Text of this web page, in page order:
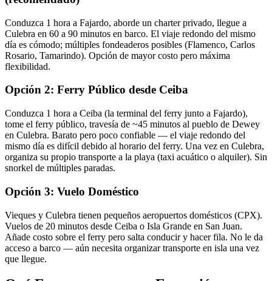
Conduzca 1 hora a Fajardo, aborde un charter privado, llegue a
Culebra en 60 a 90 minutos en barco. El viaje redondo del mismo
día es cómodo; múltiples fondeaderos posibles (Flamenco, Carlos
Rosario, Tamarindo). Opción de mayor costo pero máxima
flexibilidad.
Opción 2: Ferry Público desde Ceiba
Conduzca 1 hora a Ceiba (la terminal del ferry junto a Fajardo),
tome el ferry público, travesía de ~45 minutos al pueblo de Dewey
en Culebra. Barato pero poco confiable — el viaje redondo del
mismo día es difícil debido al horario del ferry. Una vez en Culebra,
organiza su propio transporte a la playa (taxi acuático o alquiler). Sin
snorkel de múltiples paradas.
Opción 3: Vuelo Doméstico
Vieques y Culebra tienen pequeños aeropuertos domésticos (CPX).
Vuelos de 20 minutos desde Ceiba o Isla Grande en San Juan.
Añade costo sobre el ferry pero salta conducir y hacer fila. No le da
acceso a barco — aún necesita organizar transporte en isla una vez
que llegue.